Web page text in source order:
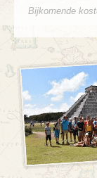
Bijkomende